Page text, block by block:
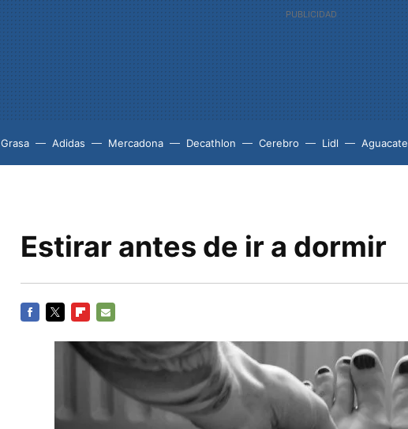
Grasa Adidas Mercadona Decathlon Cerebro Lidl Aguacate
Estirar antes de ir a dormir